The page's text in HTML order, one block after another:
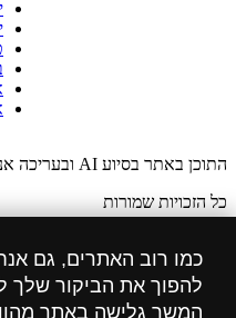
כמו רוב האתרים, גם
להפוך את הביקור שלך
המשך גלישה באתר
התוכן באתר בסיוע AI ובעריכה אנושית
כל הזכויות שמורות
הצהרת מדיניות פרטיות